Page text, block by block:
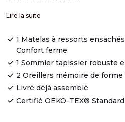
Lire la suite
1 Matelas à ressorts
Confort ferme
1 Sommier tapissier robuste
2 Oreillers mémoire de forme
Livré déjà assemblé
Certifié OEKO-TEX®